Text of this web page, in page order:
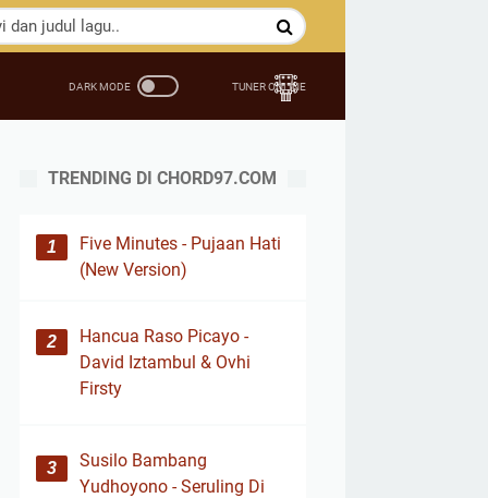
TRENDING DI CHORD97.COM
Five Minutes - Pujaan Hati
(New Version)
Hancua Raso Picayo -
David Iztambul & Ovhi
Firsty
Susilo Bambang
Yudhoyono - Seruling Di